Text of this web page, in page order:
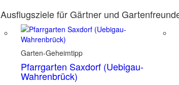
Ausflugsziele für Gärtner und
Garten-Geheimtipp
Pfarrgarten Saxdorf (Uebigau-
Wahrenbrück)